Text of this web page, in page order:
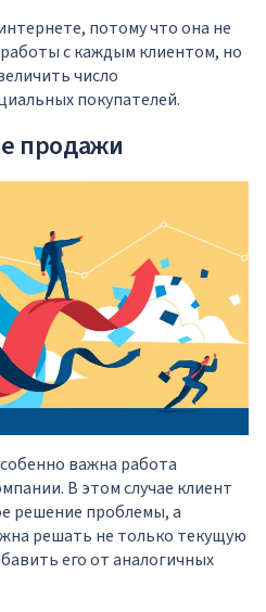
потому что она не
с каждым клиентом, но
число
покупателей.
продажи
важна работа
В этом случае клиент
решение проблемы, а
решать не только текущую
его от аналогичных